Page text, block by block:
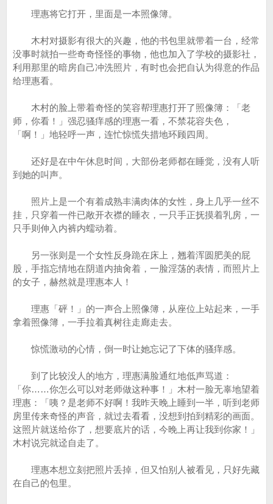
理惠将它打开，里面是一本照像簿。
木村对摄影有很大的兴趣，他的书包里就带着一台，经常
没事时就拍一些奇奇怪怪的事物，他也加入了学校的摄影社，
利用那里的暗房自己冲洗照片，有时也会把自认为得意的作品
给理惠看。
木村的脸上带着奇怪的笑容帮理惠打开了照像簿：「老
师，你看！」强忍骚痒感的理惠一看，不禁花容失色，
「啊！」地轻呼一声，连忙惊慌失措地环顾四周。
还好是在中午休息时间，大部份老师都在睡觉，没有人听
到她的叫声。
照片上是一个有着成熟丰满肉体的女性，身上几乎一丝不
挂，只穿着一件已敞开衣襟的睡衣，一只手正抚摸着乳房，一
只手则伸入内裤内蠕动着。
另一张则是一个女性反身跪在床上，翘着浑圆肥美的屁
股，手指忘情地在阴道内抽肏着，一脸淫荡的表情，而照片上
的女子，赫然就是理惠本人！
理惠「砰！」的一声合上照像簿，从座位上站起来，一手
拿着照像簿，一手拉着真树往走廊走去。
惊慌激动的心情，倒一时让她忘记了下体的骚痒感。
到了比较没人的地方，理惠满脸通红地低声骂道：
「你……你怎么可以对老师做这种事！」木村一脸无辜地望着
理惠：「咦？是老师不好啊！我昨天晚上睡到一半，听到老师
房里传来奇怪的声音，就过去看看，没想到拍到精彩的画面。
这照片就送给你了，想要底片的话，今晚上再让我到你家！」
木村说完就迳自走了。
理惠本想立刻把照片丢掉，但又怕别人被看见，只好先藏
在自己的包里。